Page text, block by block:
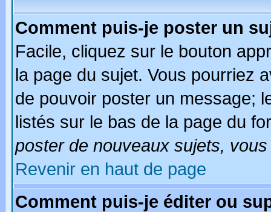
Comment puis-je poster un
Facile, cliquez sur le bouton
la page du sujet. Vous pourriez
de pouvoir poster un message;
listés sur le bas de la page du
poster de nouveaux sujets,
Revenir en haut de page
Comment puis-je éditer ou